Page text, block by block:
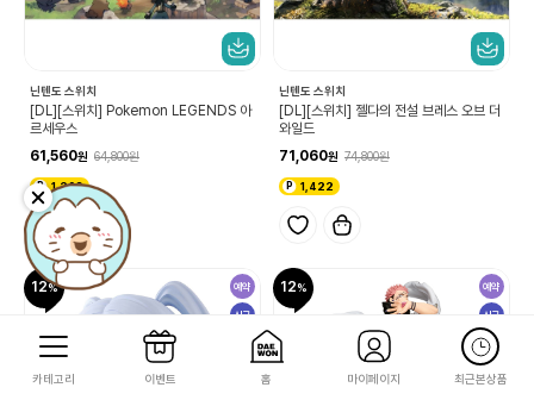
닌텐도 스위치
[DL][스위치] Pokemon LEGENDS 아
르세우스
61,560
64,800
1,232
닌텐도 스위치
[DL][스위치] 젤다의 전설 브레스 오브 더
와일드
71,060
74,800
1,422
12 예약
신규
12 예약
신규
카테고리 이벤트 홈 마이페이지 최근본상품